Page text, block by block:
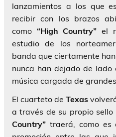
lanzamientos a los que
recibir con los brazos
como “High Country” el
estudio de los
banda que ciertamente
nunca han dejado de
música cargada de
El cuarteto de Texas
a través de su propio sello
Country” traerá, como es